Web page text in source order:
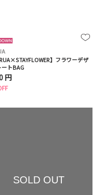
】フラワーデザ
トBAG
円
SOLD OUT